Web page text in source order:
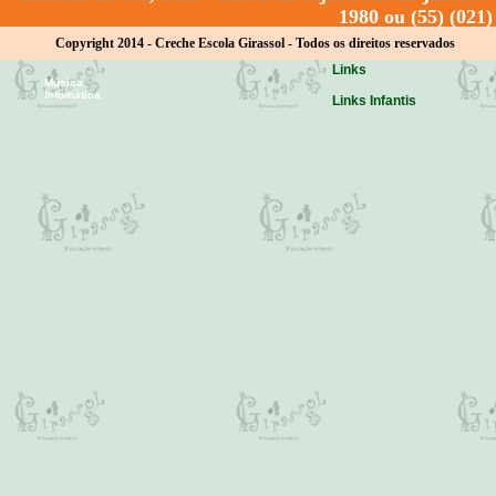
Outras Atividades
Música
Infomática
Parcerias
Convênios
Links
Links Infantis
1980 ou (55)
Copyright 2014 - Creche Escola Girassol - Todos os direitos reservados